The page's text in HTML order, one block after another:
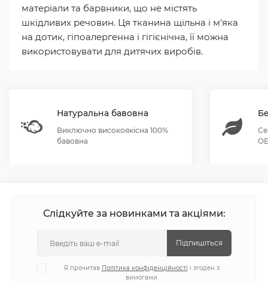
матеріали та барвники, що не містять
шкідливих речовин. Ця тканина щільна і м'яка
на дотик, гіпоалергенна і гігієнічна, її можна
використовувати для дитячих виробів.
Натуральна бавовна
Виключно високоякісна 100%
бавовна
Слідкуйте за новинками та акціями:
Підпишіться
Я прочитав Політика конфіденційності і згоден з
вимогами